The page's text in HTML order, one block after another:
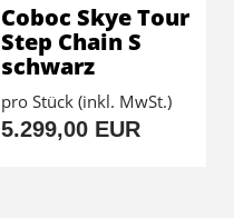
Coboc Skye Tour
Step Chain S
schwarz
pro Stück (inkl. MwSt.)
5.299,00 EUR